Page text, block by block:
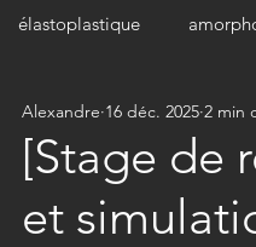
élastoplastique
[Stage de
et
Alexandre 16 déc. 2025 2 min